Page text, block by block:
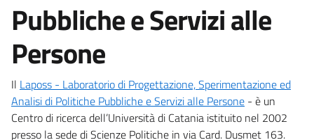
Pubbliche e Servizi alle
Persone
Il Laposs - Laboratorio di Progettazione, Sperimentazione ed
Analisi di Politiche Pubbliche e Servizi alle Persone - è un
Centro di ricerca dell’Università di Catania istituito nel 2002
presso la sede di Scienze Politiche in via Card. Dusmet 163.